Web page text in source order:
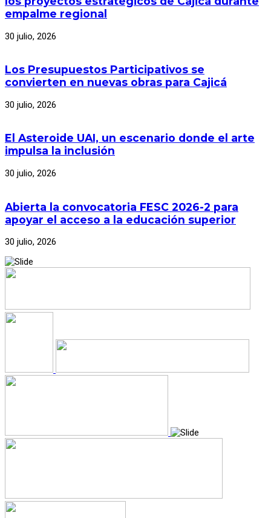
empalme regional
30 julio, 2026
Los Presupuestos Participativos se
convierten en nuevas obras para Cajicá
30 julio, 2026
El Asteroide UAI, un escenario donde el arte
impulsa la inclusión
30 julio, 2026
Abierta la convocatoria FESC 2026-2 para
apoyar el acceso a la educación superior
30 julio, 2026